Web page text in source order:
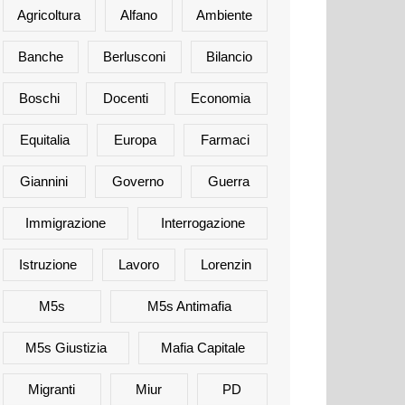
Agricoltura Alfano Ambiente
Banche Berlusconi Bilancio
Boschi Docenti Economia
Equitalia Europa Farmaci
Giannini Governo Guerra
Immigrazione Interrogazione
Istruzione Lavoro Lorenzin
M5s M5s Antimafia
M5s Giustizia Mafia Capitale
Migranti Miur PD